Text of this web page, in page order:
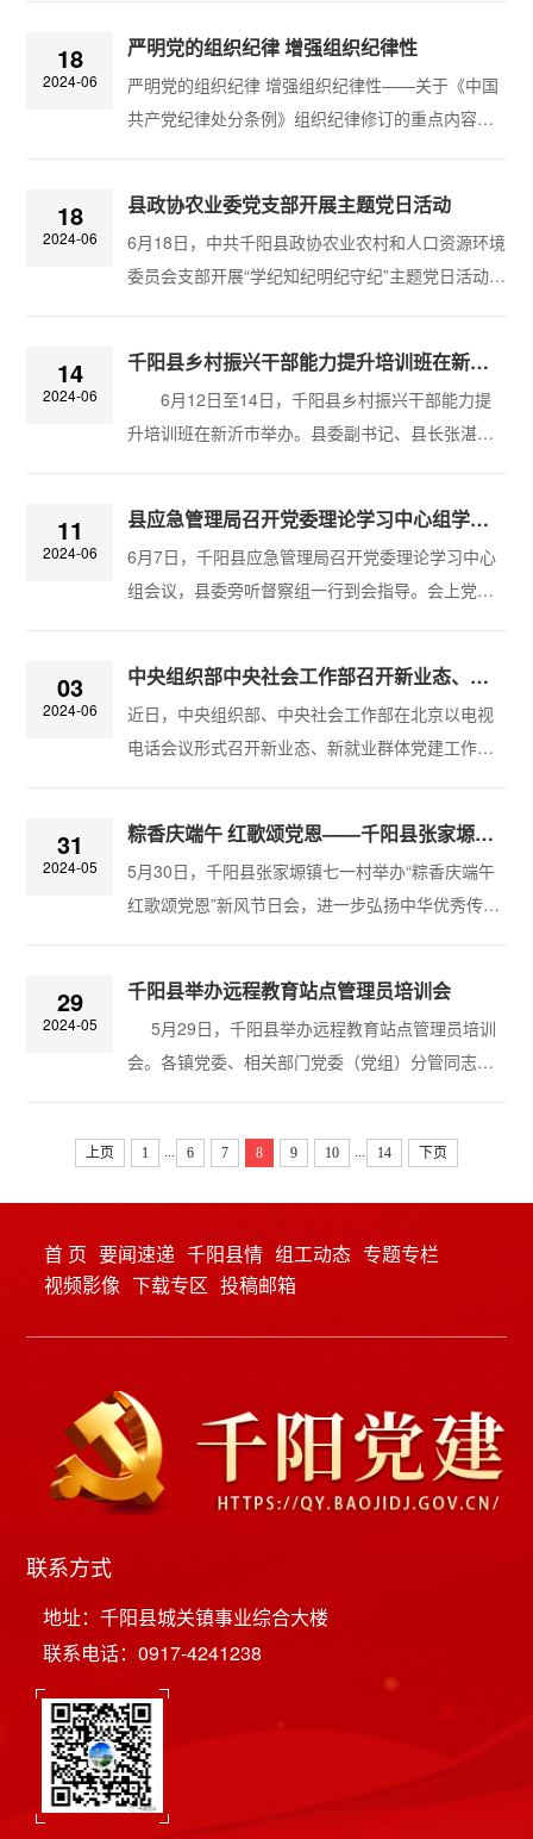
村建设、乡村治理等工作先进经验和做法进行了
场、政治言论、政治行为方面必须遵守的规矩，是
维护党的团结统一的根本保证，其本质要求是坚持
党的全面领导和党中央集中统一领导，坚决做到“两
最根本、最关键的纪律，遵守党的政治纪律是遵...
18
2024-06
严明党的组织纪律 增强组织纪律性
严明党的组织纪律 增强组织纪律性——关于《中国
共产党纪律处分条例》组织纪律修订的重点内容组
维护党的集中统一、保持党的战斗力的基本条件，
其本质要求是坚持民主集中制，贯彻落实新时代党
的组织路线。习近平总书记指出，党的力量来自组
律，加强全党的组织纪律性”。新修订的《中国...
18
2024-06
县政协农业委党支部开展主题党日活动
6月18日，中共千阳县政协农业农村和人口资源环境
委员会支部开展“学纪知纪明纪守纪”主题党日活动。
史上秦人崇军尚武、崇尚军功的血脉传统以及中省
市县在新时代烈士纪念褒扬工作方面的一系列做
法，感知了以全国革命史为大背景、着重阐述西府
贡献的百位英雄模范人物以及西府和千阳不同历
14
2024-06
千阳县乡村振兴干部能力提升培训班在新沂举办
6月12日至14日，千阳县乡村振兴干部能力提
升培训班在新沂市举办。县委副书记、县长张湛
六届六次全会精神，全面落实苏陕协作工作要求，
着力解决县镇村干部思路不宽、不会干不敢干的问
题，全面提升干部抓发展的能力。通过集中授课、
展、乡村建设、乡村治理等工作先进经验和做法
11
2024-06
县应急管理局召开党委理论学习中心组学习会议 县委旁听督查组到会督查
6月7日，千阳县应急管理局召开党委理论学习中心
组会议，县委旁听督察组一行到会指导。会上党委
义官僚主义、加强基层治理、树立正确政绩观重要
论述，班子成员结合工作实际依次就推进基层应急
能力建设、安全生产隐患排查治理、党纪学习教
指出，此次专题研讨会组织周密、主题明确、学习
03
2024-06
中央组织部中央社会工作部召开新业态、新就业群体党建工作座谈会
近日，中央组织部、中央社会工作部在北京以电视
电话会议形式召开新业态、新就业群体党建工作座
示精神，坚持和加强党的全面领导，突出重点难
点，开展集中攻坚，推动新业态、新就业群体党建
工作有明显提升，切实增强党在新兴领域的号召
全网、抓龙头带全链，扩大加盟企业、合作企业“两
31
2024-05
粽香庆端午 红歌颂党恩——千阳县张家塬镇七一村举行新风节日会
5月30日，千阳县张家塬镇七一村举办“粽香庆端午
红歌颂党恩”新风节日会，进一步弘扬中华优秀传统
现场，县文化馆组织千阳八打棍传习所、千阳剪纸
传承人开展非遗“六进”活动。英雄模范故事宣讲、千
阳八大棍表演等一个个精彩节目“轮番上阵”，传承人
和剪纸作品吸引了众多群众驻足观赏，...
29
2024-05
千阳县举办远程教育站点管理员培训会
5月29日，千阳县举办远程教育站点管理员培训
会。各镇党委、相关部门党委（党组）分管同志，
织部部长郭永红在调研党员教育平台建设时的讲话
培训学校党支部负责同志围绕“五创五强”、学用转
化、站点建设等工作进行了经验交流。之...
上页 1 6 7 8 9 10 14 下页
首 页 要闻速递 千阳县情 组工动态 专题专栏
视频影像 下载专区 投稿邮箱
联系方式
地址：千阳县城关镇事业综合大楼
联系电话：0917-4241238